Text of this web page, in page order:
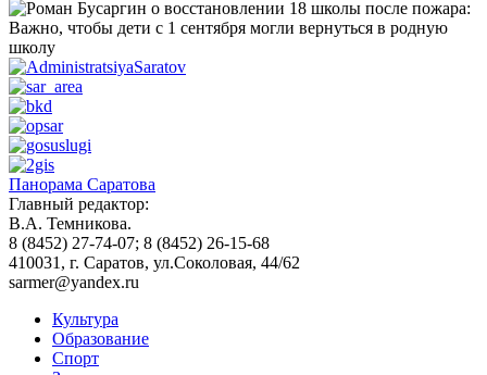
Панорама Саратова
Главный редактор:
В.А. Темникова.
8 (8452) 27-74-07; 8 (8452) 26-15-68
410031, г. Саратов, ул.Соколовая, 44/62
sarmer@yandex.ru
Культура
Образование
Спорт